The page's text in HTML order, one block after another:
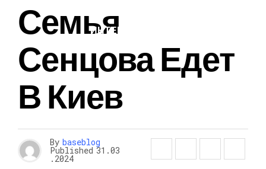
ИНТЕРЕСНОЕ И
Семья
Сенцова Едет
В Киев
By baseblog
Published 31.03
.2024